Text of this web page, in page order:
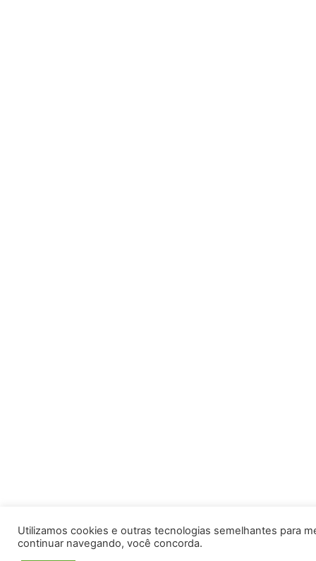
Utilizamos cookies e outras tecnologias semelhantes para
continuar navegando, você concorda.